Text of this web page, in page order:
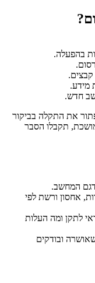
חדש.
את התקלה בביקור
תקבלו הסבר
המחשב.
אחסון ורשת לפי
לתקן ומה העלות
ובודקים